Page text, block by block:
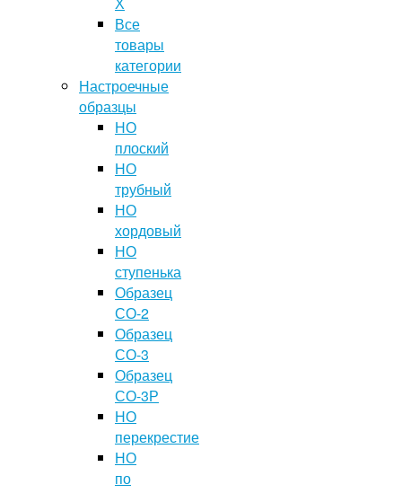
Все
товары
категории
Настроечные
образцы
НО
плоский
НО
трубный
НО
хордовый
НО
ступенька
Образец
СО-2
Образец
СО-3
Образец
СО-3Р
НО
перекрестие
НО
по